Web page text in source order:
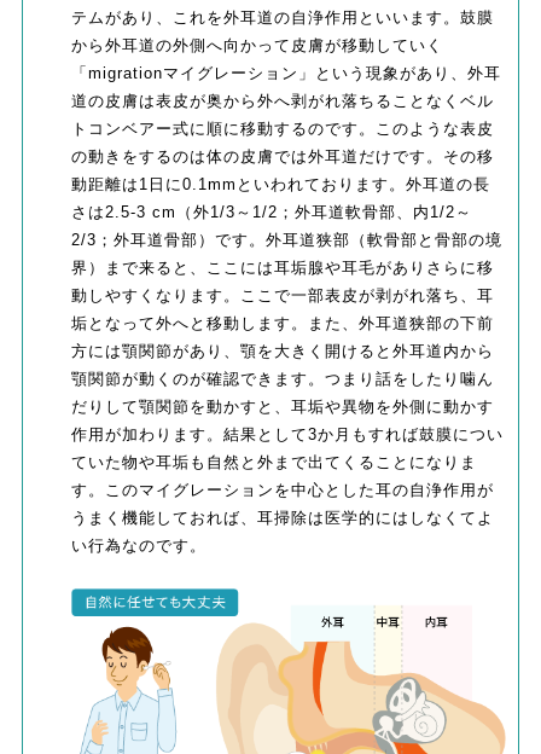
テムがあり、これを外耳道の自浄作用といいます。鼓膜
から外耳道の外側へ向かって皮膚が移動していく
「migrationマイグレーション」という現象があり、外耳
道の皮膚は表皮が奥から外へ剥がれ落ちることなくベル
トコンベアー式に順に移動するのです。このような表皮
の動きをするのは体の皮膚では外耳道だけです。その移
動距離は1日に0.1mmといわれております。外耳道の長
さは2.5-3 cm（外1/3～1/2；外耳道軟骨部、内1/2～
2/3；外耳道骨部）です。外耳道狭部（軟骨部と骨部の境
界）まで来ると、ここには耳垢腺や耳毛がありさらに移
動しやすくなります。ここで一部表皮が剥がれ落ち、耳
垢となって外へと移動します。また、外耳道狭部の下前
方には顎関節があり、顎を大きく開けると外耳道内から
顎関節が動くのが確認できます。つまり話をしたり噛ん
だりして顎関節を動かすと、耳垢や異物を外側に動かす
作用が加わります。結果として3か月もすれば鼓膜につい
ていた物や耳垢も自然と外まで出てくることになりま
す。このマイグレーションを中心とした耳の自浄作用が
うまく機能しておれば、耳掃除は医学的にはしなくてよ
い行為なのです。